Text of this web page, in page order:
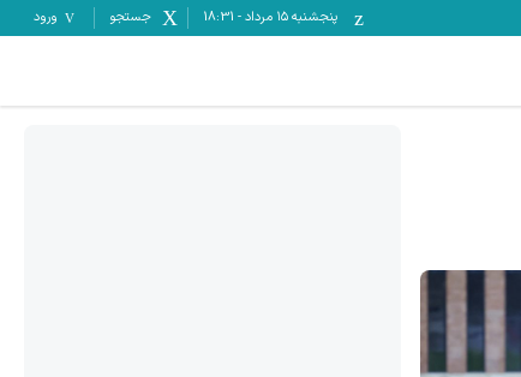
پنجشنبه ۱۵ مرداد -
18:31 جستجو ورود